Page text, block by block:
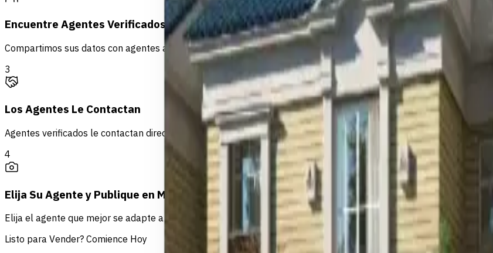
Encuentre Agentes Verificados
Compartimos sus datos con agentes autorizados activos en su zona en Egypt MLS.
3
Los Agentes Le Contactan
Agentes verificados le contactan directamente para discutir valoración, marketing y representación.
4
Elija Su Agente y Publique en MLS
Elija el agente que mejor se adapte a usted — publicará su propiedad en Egypt MLS para máxima exposición.
Listo para Vender? Comience Hoy